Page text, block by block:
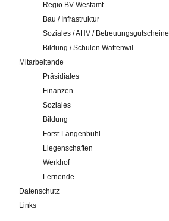
Regio BV Westamt
Bau / Infrastruktur
Soziales / AHV / Betreuungsgutscheine
Bildung / Schulen Wattenwil
Mitarbeitende
Präsidiales
Finanzen
Soziales
Bildung
Forst-Längenbühl
Liegenschaften
Werkhof
Lernende
Datenschutz
Links